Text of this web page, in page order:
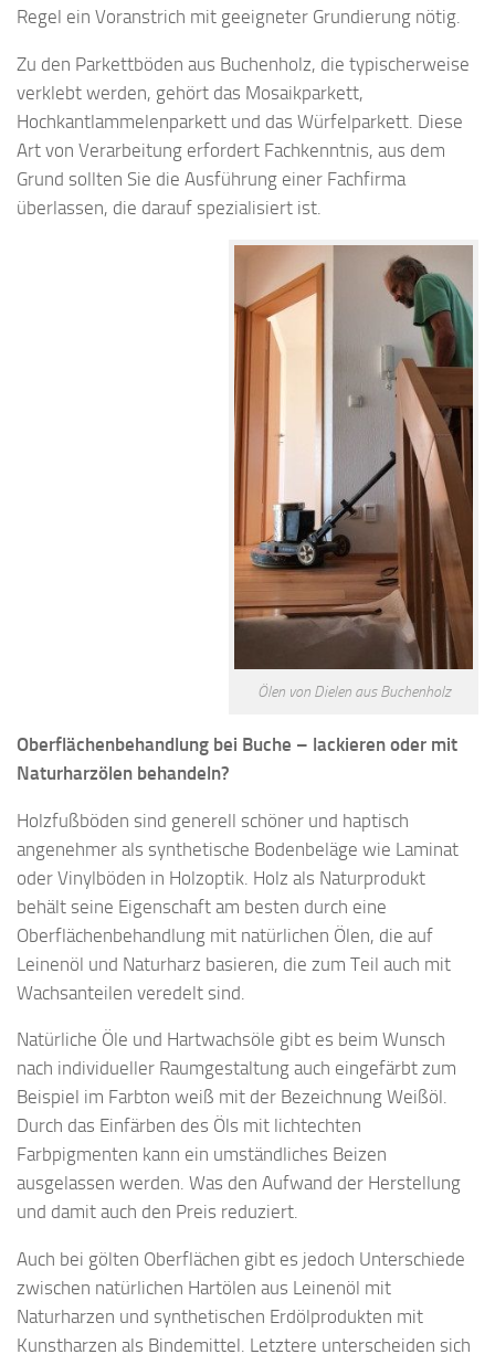
Regel ein Voranstrich mit geeigneter Grundierung nötig.
Zu den Parkettböden aus Buchenholz, die typischerweise
verklebt werden, gehört das Mosaikparkett,
Hochkantlammelenparkett und das Würfelparkett. Diese
Art von Verarbeitung erfordert Fachkenntnis, aus dem
Grund sollten Sie die Ausführung einer Fachfirma
überlassen, die darauf spezialisiert ist.
Ölen von Dielen aus Buchenholz
Oberflächenbehandlung bei Buche – lackieren oder mit
Naturharzölen behandeln?
Holzfußböden sind generell schöner und haptisch
angenehmer als synthetische Bodenbeläge wie Laminat
oder Vinylböden in Holzoptik. Holz als Naturprodukt
behält seine Eigenschaft am besten durch eine
Oberflächenbehandlung mit natürlichen Ölen, die auf
Leinenöl und Naturharz basieren, die zum Teil auch mit
Wachsanteilen veredelt sind.
Natürliche Öle und Hartwachsöle gibt es beim Wunsch
nach individueller Raumgestaltung auch eingefärbt zum
Beispiel im Farbton weiß mit der Bezeichnung Weißöl.
Durch das Einfärben des Öls mit lichtechten
Farbpigmenten kann ein umständliches Beizen
ausgelassen werden. Was den Aufwand der Herstellung
und damit auch den Preis reduziert.
Auch bei gölten Oberflächen gibt es jedoch Unterschiede
zwischen natürlichen Hartölen aus Leinenöl mit
Naturharzen und synthetischen Erdölprodukten mit
Kunstharzen als Bindemittel. Letztere unterscheiden sich